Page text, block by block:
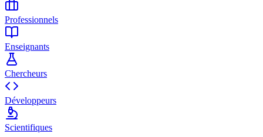
Professionnels
Enseignants
Chercheurs
Développeurs
Scientifiques